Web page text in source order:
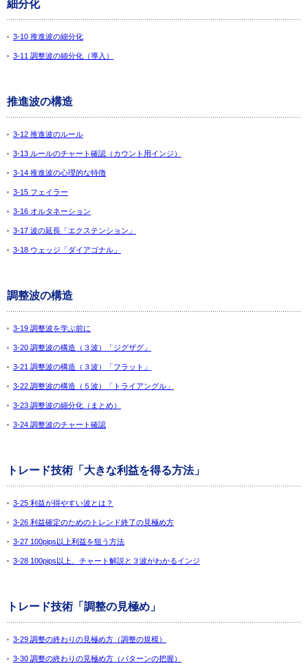
細分化
3-10 推進波の細分化
3-11 調整波の細分化（導入）
推進波の構造
3-12 推進波のルール
3-13 ルールのチャート確認（カウント用インジ）
3-14 推進波の心理的な特徴
3-15 フェイラー
3-16 オルタネーション
3-17 波の延長「エクステンション」
3-18 ウェッジ「ダイアゴナル」
調整波の構造
3-19 調整波を学ぶ前に
3-20 調整波の構造（３波）「ジグザグ」
3-21 調整波の構造（３波）「フラット」
3-22 調整波の構造（５波）「トライアングル」
3-23 調整波の細分化（まとめ）
3-24 調整波のチャート確認
トレード技術「大きな利益を得る方法」
3-25 利益が得やすい波とは？
3-26 利益確定のためのトレンド終了の見極め方
3-27 100pips以上利益を狙う方法
3-28 100pips以上、チャート解説と３波がわかるインジ
トレード技術「調整の見極め」
3-29 調整の終わりの見極め方（調整の規模）
3-30 調整の終わりの見極め方（パターンの把握）